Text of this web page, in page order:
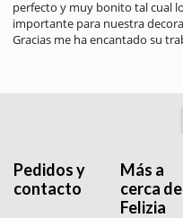
Pedidos y
contacto
Más a
cerca de
Felizia